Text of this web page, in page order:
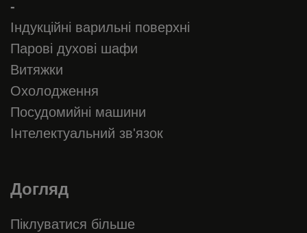
-
Індукційні варильні поверхні
Парові духові шафи
Витяжки
Охолодження
Посудомийні машини
Інтелектуальний зв'язок
Догляд
Піклуватися більше